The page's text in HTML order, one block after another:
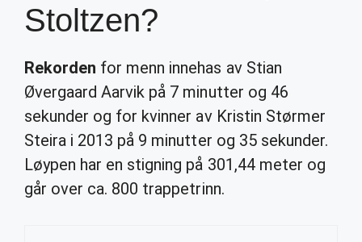
Stoltzen?
Rekorden for menn innehas av Stian
Øvergaard Aarvik på 7 minutter og 46
sekunder og for kvinner av Kristin Størmer
Steira i 2013 på 9 minutter og 35 sekunder.
Løypen har en stigning på 301,44 meter og
går over ca. 800 trappetrinn.